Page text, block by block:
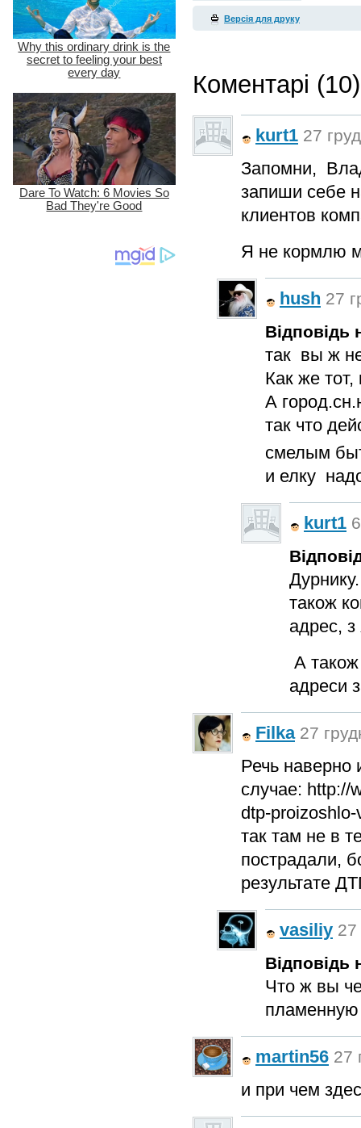
Версія для друку
Коментарі (10)
kurt1 27
Запомни,
запиши себе
клиентов
Я не кормлю
hush 27
Відповідь
так вы ж
Как же
А
так что
смелым
и елку
kurt1
також
адрес, з
А також
адреси
Filka 27
Речь наверно
случае: http://
dtp-
так там не в
пострадали,
результате
vasiliy 27
Відповідь
Что ж вы
пламенную
martin56 27
и при чем